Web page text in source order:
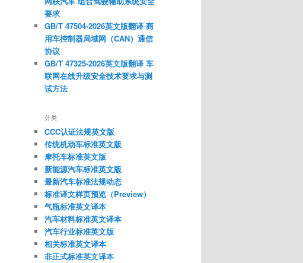
要求
GB/T 47504-2026英文版翻译 商
用车控制器局域网（CAN）通信
协议
GB/T 47325-2026英文版翻译 车
联网在线升级安全技术要求与测
试方法
分类
CCC认证法规英文版
传统机动车标准英文版
摩托车标准英文版
新能源汽车标准英文版
最新汽车标准法规动态
标准译文样页预览（Preview）
气瓶标准英文译本
汽车材料标准英文译本
汽车行业标准英文版
相关标准英文译本
非正式标准英文译本